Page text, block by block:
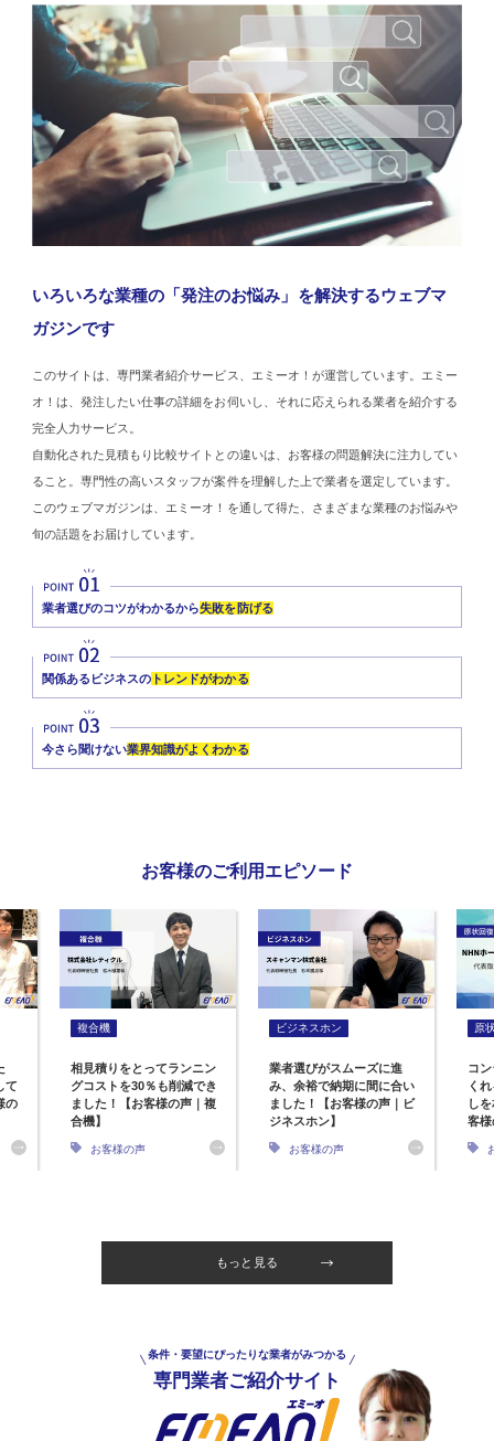
いろいろな業種の「発注のお悩み」を解決するウェブマ
ガジンです
このサイトは、専門業者紹介サービス、エミーオ！が運営しています。エミー
オ！は、発注したい仕事の詳細をお伺いし、それに応えられる業者を紹介する
完全人力サービス。
自動化された見積もり比較サイトとの違いは、お客様の問題解決に注力してい
ること。専門性の高いスタッフが案件を理解した上で業者を選定しています。
このウェブマガジンは、エミーオ！を通して得た、さまざまな業種のお悩みや
旬の話題をお届けしています。
業者選びのコツがわかるから失敗を防げる
関係あるビジネスの トレンドがわかる
今さら聞けない業界知識がよくわかる
お客様のご利用エピソード
て
の
複合機
相見積りをとってランニン
グコストを30％も削減でき
ました！【お客様の声｜複
合機】
お客様の声
ビジネスホン
業者選びがスムーズに進
み、余裕で納期に間に合い
ました！【お客様の声｜ビ
ジネスホン】
お客様の声
原
コ
く
し
客
もっと見る
条件・要望にぴったりな業者がみつかる
専門業者ご紹介サイト